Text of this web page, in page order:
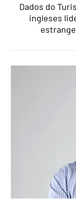
Dados do
ingleses